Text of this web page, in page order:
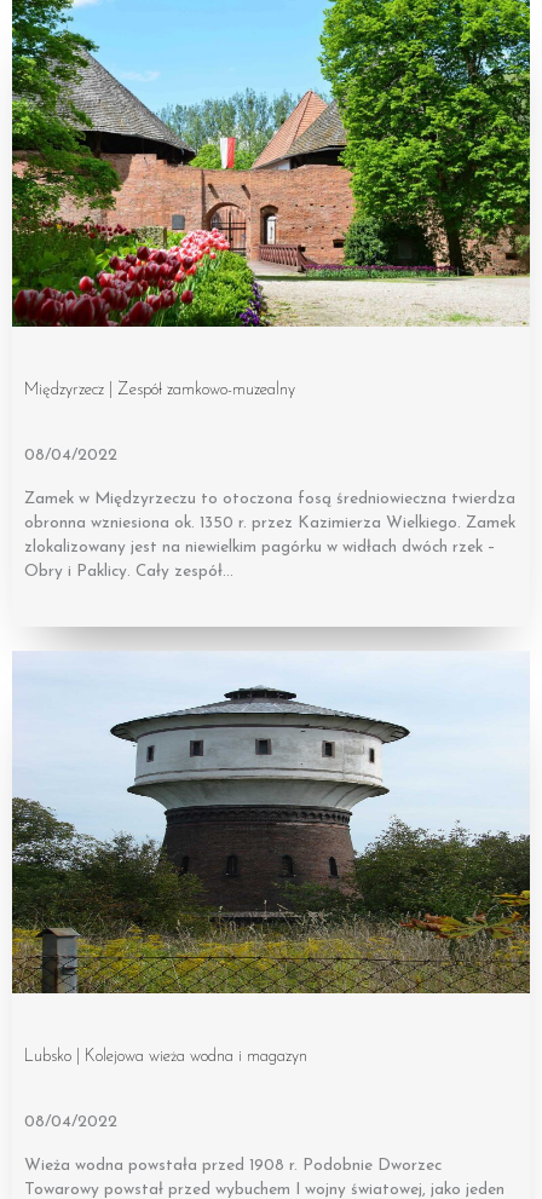
Międzyrzecz | Zespół zamkowo-muzealny
08/04/2022
Zamek w Międzyrzeczu to otoczona fosą średniowieczna twierdza
obronna wzniesiona ok. 1350 r. przez Kazimierza Wielkiego. Zamek
zlokalizowany jest na niewielkim pagórku w widłach dwóch rzek –
Obry i Paklicy. Cały zespół…
Lubsko | Kolejowa wieża wodna i magazyn
08/04/2022
Wieża wodna powstała przed 1908 r. Podobnie Dworzec
Towarowy powstał przed wybuchem I wojny światowej, jako jeden